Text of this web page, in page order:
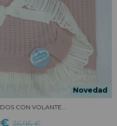
Novedad
CON VOLANTE...
36,95 €